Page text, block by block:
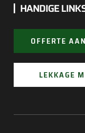
HANDIGE
OFFERTE
LEKKAGE